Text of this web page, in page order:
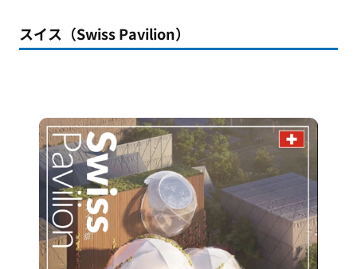
スイス（Swiss Pavilion）